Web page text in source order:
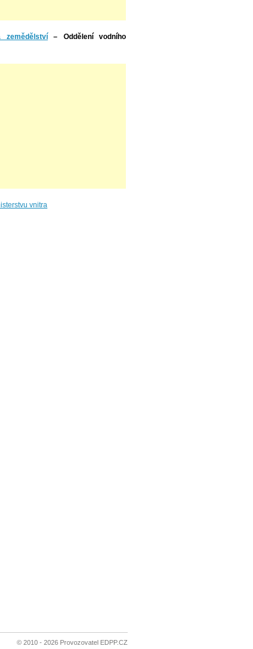
zemědělství – Oddělení vodního
vnitra
© 2010 - 2026 Provozovatel EDPP.CZ